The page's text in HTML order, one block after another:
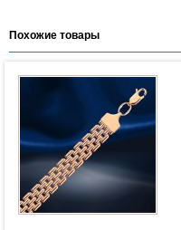
Похожие товары